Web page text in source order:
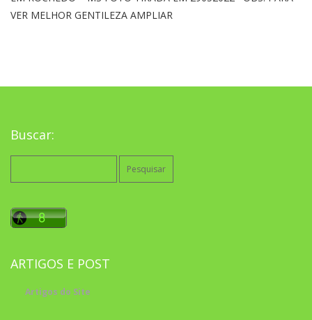
VER MELHOR GENTILEZA AMPLIAR
Buscar:
ARTIGOS E POST
Artigos do Site